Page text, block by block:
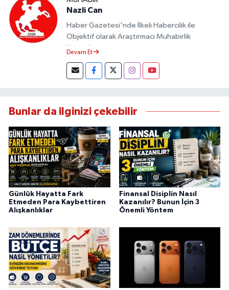
Nazli Can
Haber Gazetesi'nde İlkeli Habercilik ile
Objektif olarak Araştırmacı Muhabirlik
Yapmaktayım.
Devam Et
Bunlar da ilginizi çekebilir
Günlük Hayatta Fark
Etmeden Para Kaybettiren
Alışkanlıklar
Finansal Disiplin Nasıl
Kazanılır? Bunun İçin 3
Önemli Yöntem